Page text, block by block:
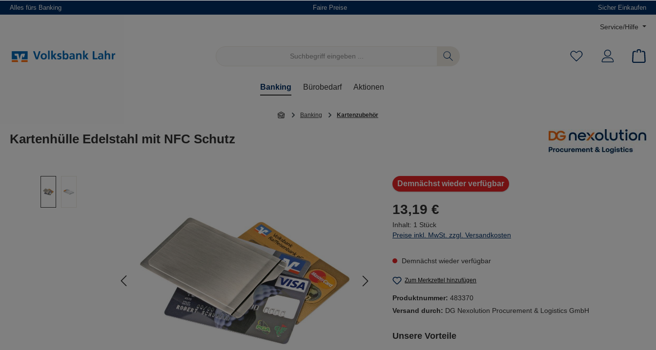
Zur Hauptnavigation springen
Alles fürs Banking Faire Preise Sicher Einkaufen
Service/Hilfe
Banking Bürobedarf Aktionen
Banking Kartenzubehör
Kartenhülle Edelstahl mit NFC Schutz
Demnächst wieder verfügbar
13,19 €
Inhalt: 1 Stück
Preise inkl. MwSt. zzgl. Versandkosten
Demnächst wieder verfügbar
Zum Merkzettel hinzufügen
Produktnummer: 483370
Versand durch: DG Nexolution Procurement & Logistics GmbH
Unsere Vorteile